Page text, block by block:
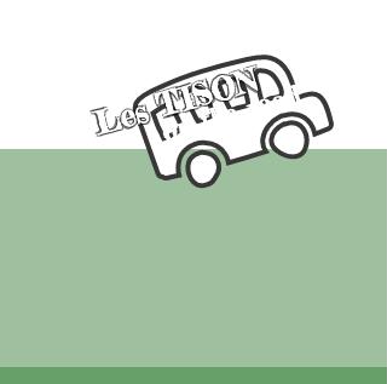
on the road
Les TISON